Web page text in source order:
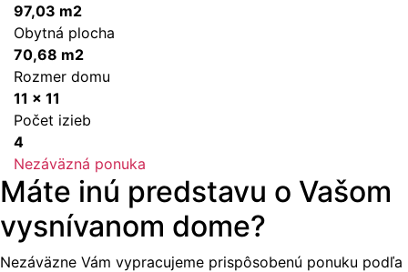
97,03 m2
Obytná plocha
70,68 m2
Rozmer domu
11 x 11
Počet izieb
4
Nezáväzná ponuka
Máte inú predstavu o Vašom
vysnívanom dome?
Nezáväzne Vám vypracujeme prispôsobenú ponuku podľa